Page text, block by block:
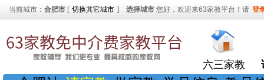
当前城市： 合肥市 [ 切换其它城市 ] 选择城市 您好，欢迎来63家教平台！请 登
六三家教